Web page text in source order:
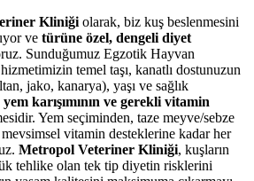
Kliniği olarak, biz kuş beslenmesini
ve türüne özel, dengeli diyet
Sunduğumuz Egzotik Hayvan
temel taşı, kanatlı dostunuzun
jako, kanarya), yaşı ve sağlık
karışımının ve gerekli vitamin
Yem seçiminden, taze meyve/sebze
vitamin desteklerine kadar her
Metropol Veteriner Kliniği, kuşların
tehlike olan tek tip diyetin risklerini